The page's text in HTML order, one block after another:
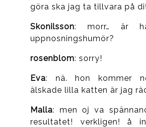
göra ska jag ta tillvara på
Skonilsson: morr… är
uppnosningshumör?
rosenblom: sorry!
Eva: nä. hon kommer
älskade lilla katten är jag
Malla: men oj va
resultatet! verkligen! å